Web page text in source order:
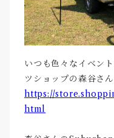
いつも色々なイベン
ツショップの森谷さん
https://
html